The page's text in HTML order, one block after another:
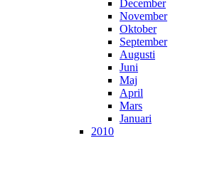
December
November
Oktober
September
Augusti
Juni
Maj
April
Mars
Januari
2010